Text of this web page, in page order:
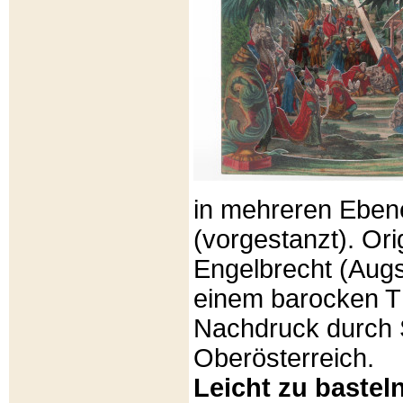
in mehreren
(vorgestanzt).
Engelbrecht
einem barocken
Nachdruck durch
Oberösterreich.
Leicht zu